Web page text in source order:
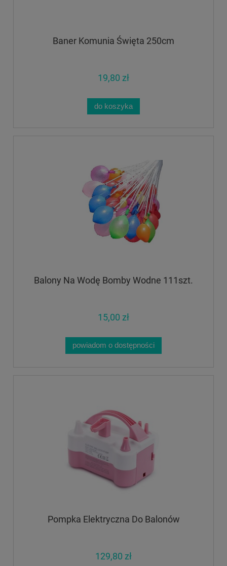
Baner Komunia Święta 250cm
19,80 zł
do koszyka
Balony Na Wodę Bomby Wodne 111szt.
15,00 zł
powiadom o dostępności
Pompka Elektryczna Do Balonów
129,80 zł